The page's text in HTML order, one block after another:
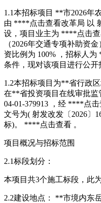
1.1本招标项目 **市2026年
由 ****点击查看改革局 以
设，项目业主为 ****点击
（2026年交通专项补助资
资比例为 100% ，招标人
条件，现对该项目进行公开
1.2本招标项目为**省行政
在**省投资项目在线审批监
04-01-379913 ，经 ****点
文号为( 射发改发〔2026〕
标)。
****点击查看 。
项目概况与招标范围
2.1标段划分：
本项目共3个施工标段，此
2.2建设地点： **市境内东